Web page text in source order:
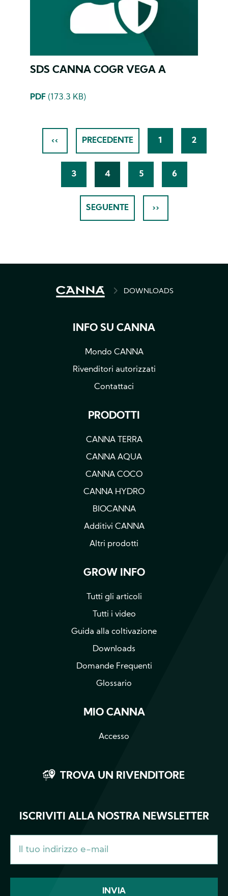
SDS CANNA COGR VEGA A
PDF (173.3 KB)
Pagination
FIRST
PAGE
‹‹
PREVIOUS
PAGE
PRECEDENTE PAGINA
1 PAGINA
2
PAGINA
3
CURRENT
PAGE
4 PAGINA
5 PAGINA
6
NEXT
PAGE
SEGUENTE
LAST
PAGE
››
BREADCRUMBDOWNLOADS
INFO SU CANNA
Mondo CANNA
Rivenditori autorizzati
Contattaci
PRODOTTI
CANNA TERRA
CANNA AQUA
CANNA COCO
CANNA HYDRO
BIOCANNA
Additivi CANNA
Altri prodotti
GROW INFO
Tutti gli articoli
Tutti i video
Guida alla coltivazione
Downloads
Domande Frequenti
Glossario
MIO CANNA
Accesso
TROVA UN RIVENDITORE
ISCRIVITI ALLA NOSTRA NEWSLETTER